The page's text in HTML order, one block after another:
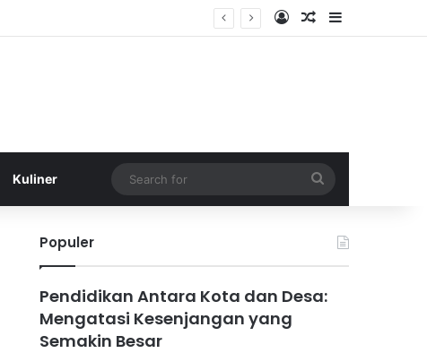
Log InRandom Article
Sidebar
Kuliner
for
Populer
Pendidikan Antara Kota dan Desa:
Mengatasi Kesenjangan yang
Semakin Besar